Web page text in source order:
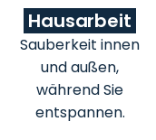
Hausarbeit
Sauberkeit innen
und außen,
während Sie
entspannen.